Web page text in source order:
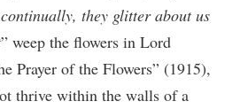
they glitter about us
” weep the flowers in Lord
Prayer of the Flowers” (1915),
thrive within the walls of a